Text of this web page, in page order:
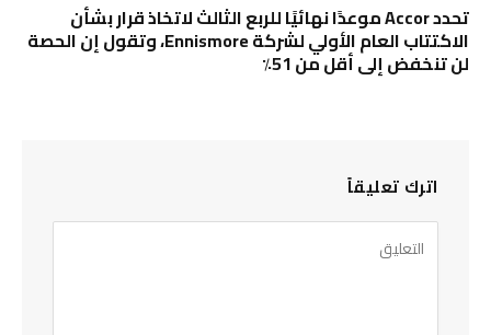
تحدد Accor موعدًا نهائيًا للربع الثالث لاتخاذ قرار بشأن
الاكتتاب العام الأولي لشركة Ennismore، وتقول إن الحصة
لن تنخفض إلى أقل من 51٪
اترك تعليقاً